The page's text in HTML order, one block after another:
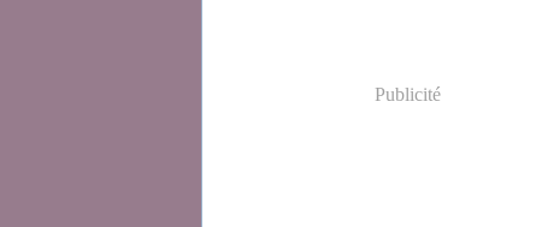
Publicité